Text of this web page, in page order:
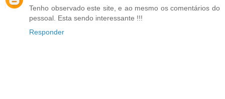
Tenho observado este site, e ao mesmo os comentários do
pessoal. Esta sendo interessante !!!
Responder